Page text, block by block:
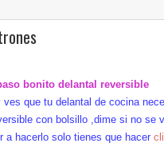
bonito delantal reversible
que tu delantal de cocina
con bolsillo ,dime si no se
a hacerlo solo tienes que hacer